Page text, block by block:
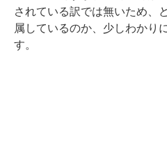
されている訳では無いため、
属しているのか、少しわかり
す。